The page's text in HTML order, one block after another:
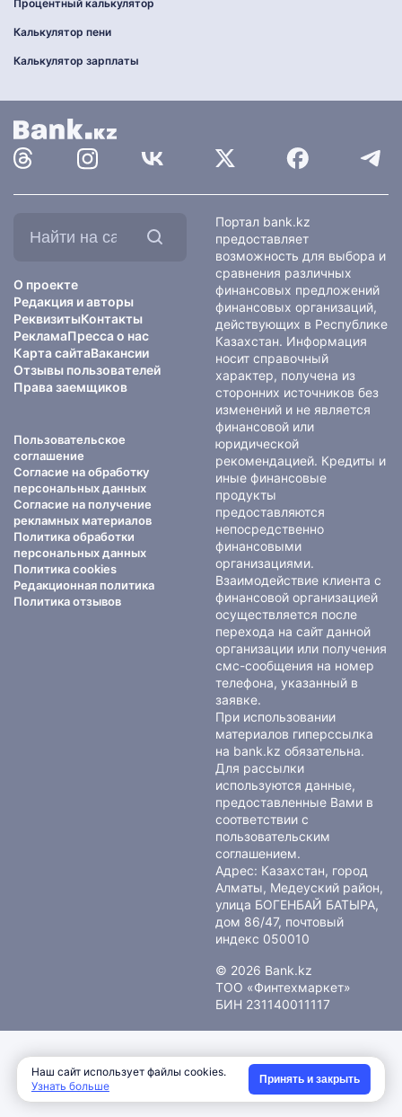
Процентный калькулятор
Калькулятор пени
Калькулятор зарплаты
О проекте
Редакция и авторы
РеквизитыКонтакты
РекламаПресса о нас
Карта сайтаВакансии
Отзывы пользователей
Права заемщиков
Пользовательское
соглашение
Согласие на обработку
персональных данных
Согласие на получение
рекламных материалов
Политика обработки
персональных данных
Политика cookies
Редакционная политика
Политика отзывов
Портал bank.kz
предоставляет
возможность для выбора и
сравнения различных
финансовых предложений
финансовых организаций,
действующих в Республике
Казахстан. Информация
носит справочный
характер, получена из
сторонних источников без
изменений и не является
финансовой или
юридической
рекомендацией. Кредиты и
иные финансовые
продукты
предоставляются
непосредственно
финансовыми
организациями.
Взаимодействие клиента с
финансовой организацией
осуществляется после
перехода на сайт данной
организации или получения
смс-сообщения на номер
телефона, указанный в
заявке.
При использовании
материалов гиперссылка
на bank.kz обязательна.
Для рассылки
используются данные,
предоставленные Вами в
соответствии с
пользовательским
соглашением.
Адрес: Казахстан, город
Алматы, Медеуский район,
улица БОГЕНБАЙ БАТЫРА,
дом 86/47, почтовый
индекс 050010
© 2026 Bank.kz
ТОО «Финтехмаркет»
БИН 231140011117
Наш сайт использует файлы cookies.
Узнать больше
Принять и закрыть